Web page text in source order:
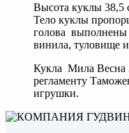
Высота куклы 38,5
Тело куклы
голова выполнены
винила, туловище
Кукла Мила Весна
регламенту
игрушки.